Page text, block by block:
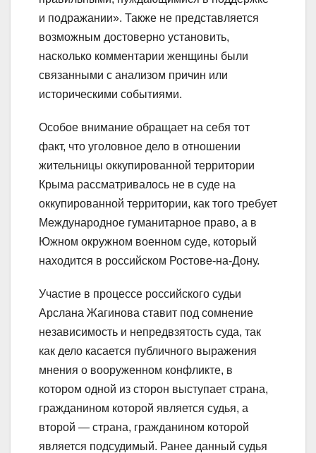
и подражании». Также не представляется
возможным достоверно установить,
насколько комментарии женщины были
связанными с анализом причин или
историческими событиями.
Особое внимание обращает на себя тот
факт, что уголовное дело в отношении
жительницы оккупированной территории
Крыма рассматривалось не в суде на
оккупированной территории, как того требует
Международное гуманитарное право, а в
Южном окружном военном суде, который
находится в российском Ростове-на-Дону.
Участие в процессе российского судьи
Арслана Жагинова ставит под сомнение
независимость и непредвзятость суда, так
как дело касается публичного выражения
мнения о вооруженном конфликте, в
котором одной из сторон выступает страна,
гражданином которой является судья, а
второй — страна, гражданином которой
является подсудимый. Ранее данный судья